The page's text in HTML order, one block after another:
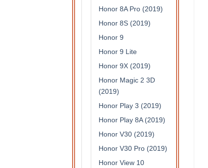
Honor 8A Pro (2019)
Honor 8S (2019)
Honor 9
Honor 9 Lite
Honor 9X (2019)
Honor Magic 2 3D
(2019)
Honor Play 3 (2019)
Honor Play 8A (2019)
Honor V30 (2019)
Honor V30 Pro (2019)
Honor View 10